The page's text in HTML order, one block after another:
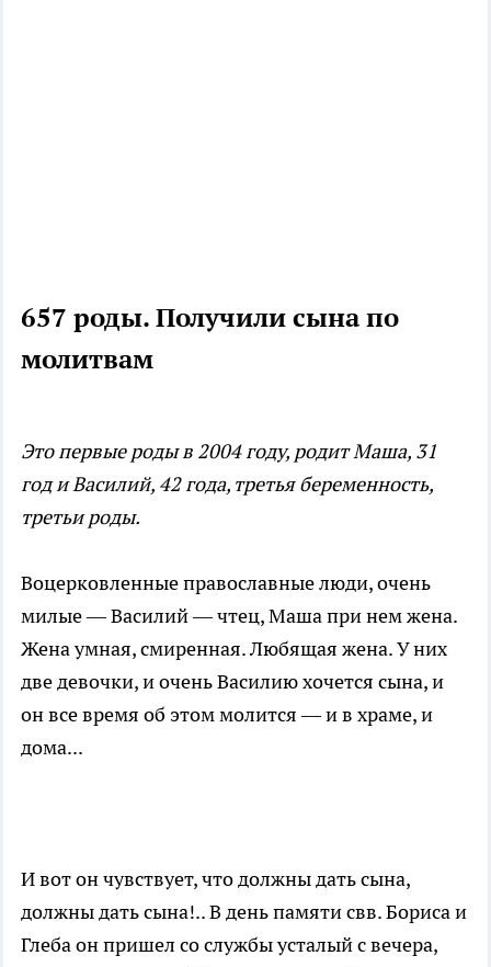
657 роды. Получили сына по
молитвам
Это первые роды в 2004 году, родит Маша, 31
год и Василий, 42 года, третья беременность,
третьи роды.
Воцерковленные православные люди, очень
милые — Василий — чтец, Маша при нем жена.
Жена умная, смиренная. Любящая жена. У них
две девочки, и очень Василию хочется сына, и
он все время об этом молится — и в храме, и
дома...
И вот он чувствует, что должны дать сына,
должны дать сына!.. В день памяти свв. Бориса и
Глеба он пришел со службы усталый с вечера,